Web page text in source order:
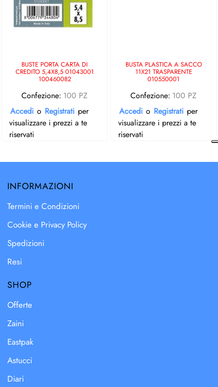
BUSTE PORTA CARTA DI
CREDITO 5,4X8,5 01043001
100460082
Confezione: 100 PZ
Accedi o Registrati per
visualizzare i prezzi a te
riservati
BUSTA PLASTICA A SACCO
11X21 TRASPARENTE
010550001
Confezione: 100 PZ
Accedi o Registrati per
visualizzare i prezzi a te
riservati
INFORMAZIONI
Termini e Condizioni
Cookie e Privacy Policy
Spedizioni
Resi
SHOP
Offerte
Zaini
Eastpak
Astucci
Diari